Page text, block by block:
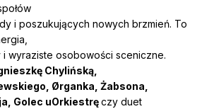
i poszukujących nowych brzmień. To
i wyraziste osobowości sceniczne.
Chylińską,
Ørganka, Żabsona,
Golec uOrkiestręczy duet